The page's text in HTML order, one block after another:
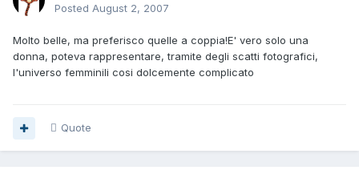
Posted August 2, 2007
Molto belle, ma preferisco quelle a coppia!E' vero solo una
donna, poteva rappresentare, tramite degli scatti fotografici,
l'universo femminili cosi dolcemente complicato
Quote